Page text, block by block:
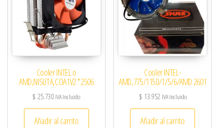
Cooler INTEL o
AMD,NISUTA,COA1V2 *2506
$ 25.730 IVA Incluido
Añadir al carrito
Cooler INTEL-
AMD,775/1150/1/5/6/AMD 2601
$ 13.952 IVA Incluido
Añadir al carrito